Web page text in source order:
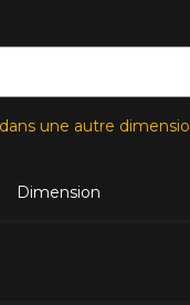
pour vérifier la
une autre
Dimension